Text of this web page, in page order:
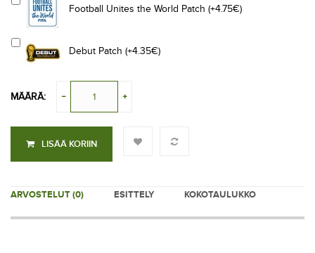
Football Unites the World Patch (+4.75€)
Debut Patch (+4.35€)
MÄÄRÄ:
LISÄÄ KORIIN
ARVOSTELUT (0) ESITTELY KOKOTAULUKKO